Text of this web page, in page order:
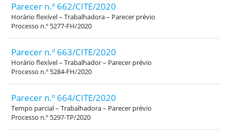
Parecer n.º 662/CITE/2020
Horário flexível – Trabalhadora – Parecer prévio
Processo n.º 5277-FH/2020
Parecer n.º 663/CITE/2020
Horário flexível – Trabalhador – Parecer prévio
Processo n.º 5284-FH/2020
Parecer n.º 664/CITE/2020
Tempo parcial – Trabalhadora – Parecer prévio
Processo n.º 5297-TP/2020